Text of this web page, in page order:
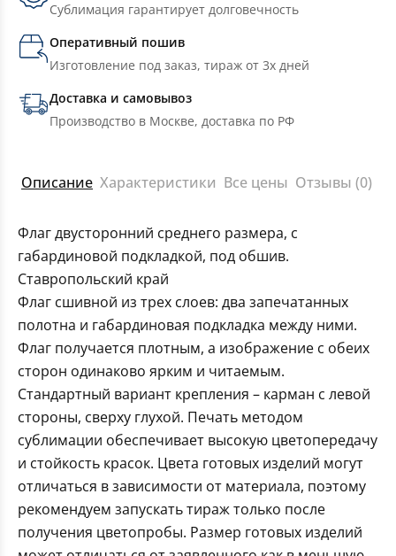
Сублимация гарантирует долговечность
Оперативный пошив
Изготовление под заказ, тираж от 3х дней
Доставка и самовывоз
Производство в Москве, доставка по РФ
Описание Характеристики Все цены Отзывы (0)
Флаг двусторонний среднего размера, с
габардиновой подкладкой, под обшив.
Ставропольский край
Флаг сшивной из трех слоев: два запечатанных
полотна и габардиновая подкладка между ними.
Флаг получается плотным, а изображение с обеих
сторон одинаково ярким и читаемым.
Стандартный вариант крепления – карман с левой
стороны, сверху глухой. Печать методом
сублимации обеспечивает высокую цветопередачу
и стойкость красок. Цвета готовых изделий могут
отличаться в зависимости от материала, поэтому
рекомендуем запускать тираж только после
получения цветопробы. Размер готовых изделий